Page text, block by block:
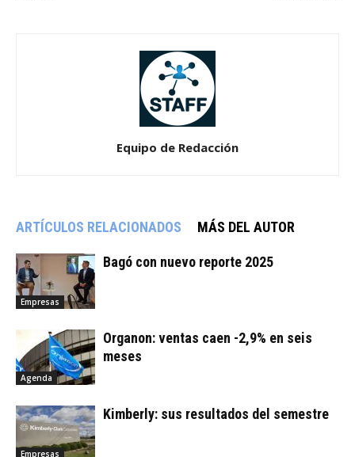
Equipo de Redacción
ARTÍCULOS RELACIONADOS MÁS DEL AUTOR
Empresas
Bagó con nuevo reporte 2025
Agenda
Organon: ventas caen -2,9% en seis
meses
Empresas
Kimberly: sus resultados del semestre